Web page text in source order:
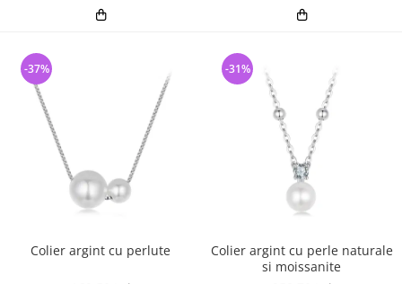
Colier argint cu perlute
-37%
Colier argint cu perle naturale
si moissanite
-31%